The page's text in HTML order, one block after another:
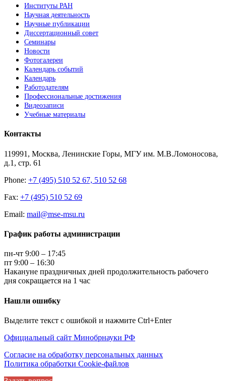
Институты РАН
Научная деятельность
Научные публикации
Диссертационный совет
Семинары
Новости
Фотогалереи
Календарь событий
Календарь
Работодателям
Профессиональные достижения
Видеозаписи
Учебные материалы
Контакты
119991, Москва, Ленинские Горы, МГУ им. М.В.Ломоносова,
д.1, стр. 61
Phone: +7 (495) 510 52 67, 510 52 68
Fax: +7 (495) 510 52 69
Email: mail@mse-msu.ru
График работы администрации
пн-чт 9:00 – 17:45
пт 9:00 – 16:30
Накануне праздничных дней продолжительность рабочего
дня сокращается на 1 час
Нашли ошибку
Выделите текст с ошибкой и нажмите Ctrl+Enter
Официальный сайт Минобрнауки РФ
Согласие на обработку персональных данных
Политика обработки Cookie-файлов